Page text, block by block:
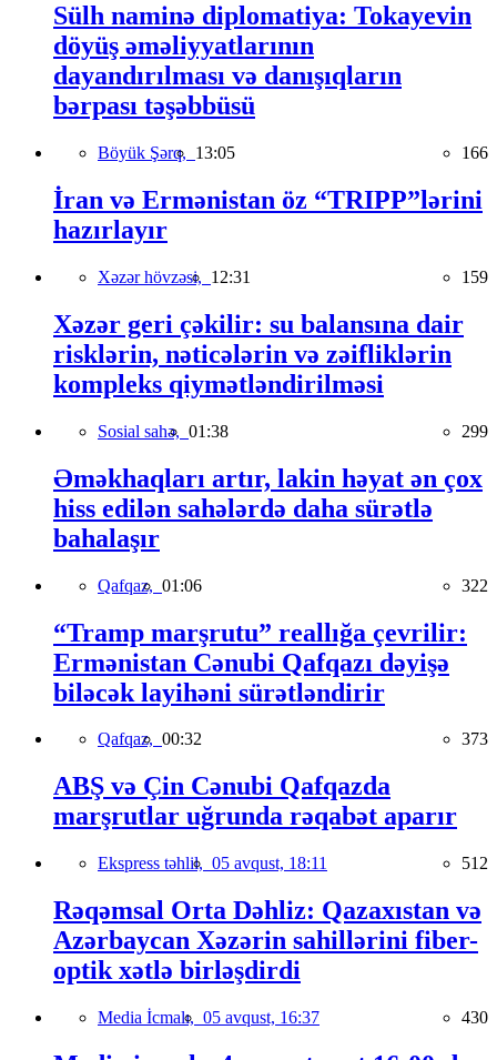
Sülh naminə diplomatiya: Tokayevin
döyüş əməliyyatlarının
dayandırılması və danışıqların
bərpası təşəbbüsü
Böyük Şərq, 13:05 166
İran və Ermənistan öz “TRIPP”lərini
hazırlayır
Xəzər hövzəsi, 12:31 159
Xəzər geri çəkilir: su balansına dair
risklərin, nəticələrin və zəifliklərin
kompleks qiymətləndirilməsi
Sosial sahə, 01:38 299
Əməkhaqları artır, lakin həyat ən çox
hiss edilən sahələrdə daha sürətlə
bahalaşır
Qafqaz, 01:06 322
“Tramp marşrutu” reallığa çevrilir:
Ermənistan Cənubi Qafqazı dəyişə
biləcək layihəni sürətləndirir
Qafqaz, 00:32 373
ABŞ və Çin Cənubi Qafqazda
marşrutlar uğrunda rəqabət aparır
Ekspress təhlil, 05 avqust, 18:11 512
Rəqəmsal Orta Dəhliz: Qazaxıstan və
Azərbaycan Xəzərin sahillərini fiber-
optik xətlə birləşdirdi
Media İcmalı, 05 avqust, 16:37 430